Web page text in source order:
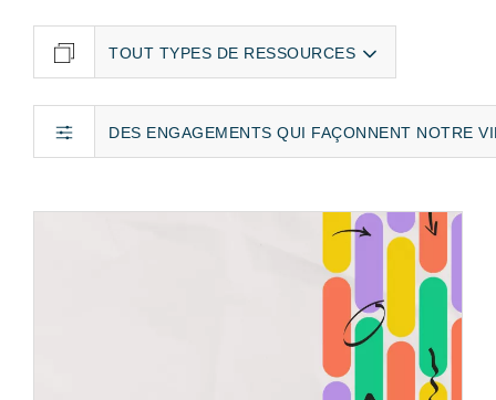
DES ENGAGEMENTS QUI FAÇONNENT NOTRE